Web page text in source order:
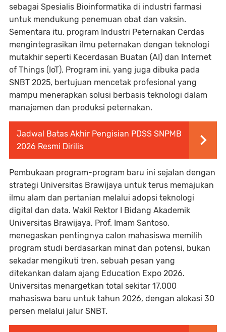
sebagai Spesialis Bioinformatika di industri farmasi
untuk mendukung penemuan obat dan vaksin.
Sementara itu, program Industri Peternakan Cerdas
mengintegrasikan ilmu peternakan dengan teknologi
mutakhir seperti Kecerdasan Buatan (AI) dan Internet
of Things (IoT). Program ini, yang juga dibuka pada
SNBT 2025, bertujuan mencetak profesional yang
mampu menerapkan solusi berbasis teknologi dalam
manajemen dan produksi peternakan.
Jadwal Batas Akhir Pengisian PDSS SNPMB
2026 Resmi Dirilis
Pembukaan program-program baru ini sejalan dengan
strategi Universitas Brawijaya untuk terus memajukan
ilmu alam dan pertanian melalui adopsi teknologi
digital dan data. Wakil Rektor I Bidang Akademik
Universitas Brawijaya, Prof. Imam Santoso,
menegaskan pentingnya calon mahasiswa memilih
program studi berdasarkan minat dan potensi, bukan
sekadar mengikuti tren, sebuah pesan yang
ditekankan dalam ajang Education Expo 2026.
Universitas menargetkan total sekitar 17.000
mahasiswa baru untuk tahun 2026, dengan alokasi 30
persen melalui jalur SNBT.